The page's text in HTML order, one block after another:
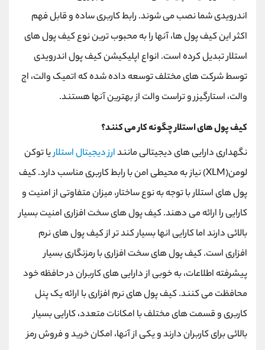
اندرویدی شما نصب می شوند. رابط کاربری ساده و قابل فهم
اکثر این کیف پول ها، آنها را به محبوب ترین نوع کیف پول های
استلار تبدیل کرده است. انواع اپلیکیشن کیف پول اندرویدی
توسط شرکت های مختلف توسعه داده شده که اتمیک والت، اج
والت، استارگیزر و تراست والت از بهترین آنها هستند.
کیف پول های استلار چگونه کار می کنند؟
نگهداری دارایی های دیجیتالی مانندارز دیجیتال استلاریا توکن
لومن(XLM) نیاز به محیطی امن با رابط کاربری مناسب دارد. کیف
پول های استلار با توجه به نوع ساختار، میزان متفاوتی از امنیت و
کارایی را ارائه می دهند. کیف پول های سخت افزاری امنیت بسیار
بالائی دارند اما کارایی انها بسیار کند تر از کیف پول های نرم
افزاری است. کیف پول های سخت افزاری با رمزنگاری بسیار
پیشرفته اطلاعات، به خوبی از دارایی های کاربران در حافظه خود
محافظت می کنند. کیف پول های نرم افزاری با ارائه یک پنل
کاربری و قسمت های مختلف با امکانات متعدد، کارایی بسیار
بالائی برای کاربران دارند و یکی از آنها، امکان خرید و فروش رمز